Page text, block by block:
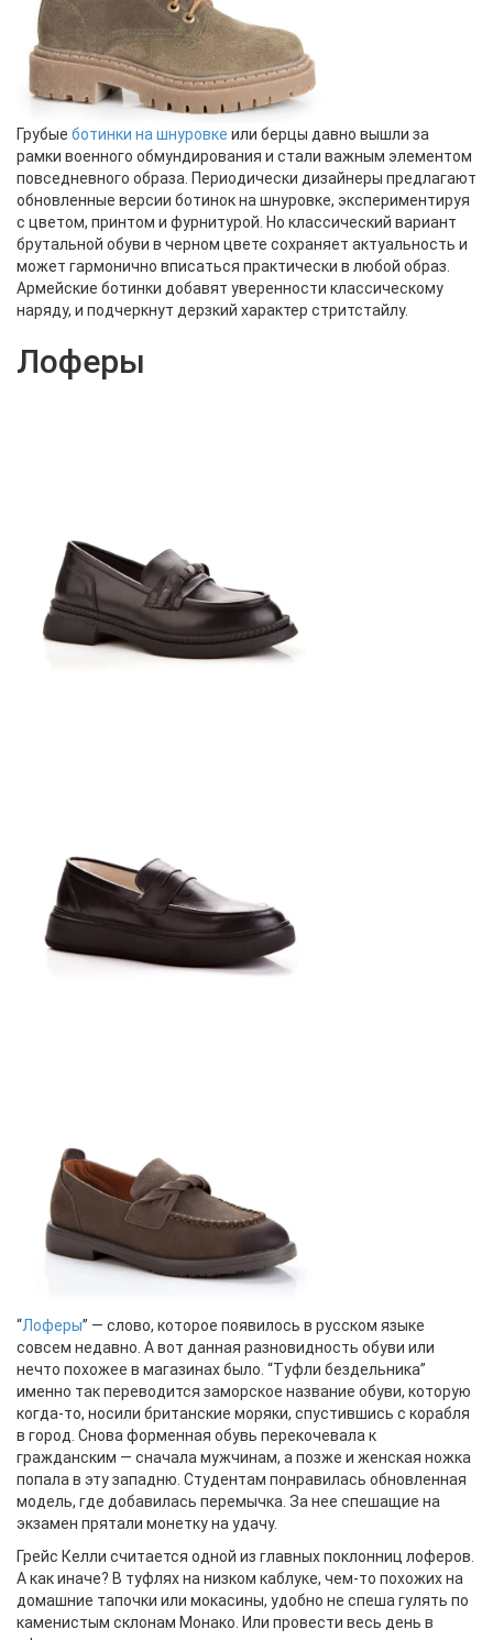
Грубые ботинки на шнуровке или берцы давно вышли за
рамки военного обмундирования и стали важным элементом
повседневного образа. Периодически дизайнеры предлагают
обновленные версии ботинок на шнуровке, экспериментируя
с цветом, принтом и фурнитурой. Но классический вариант
брутальной обуви в черном цвете сохраняет актуальность и
может гармонично вписаться практически в любой образ.
Армейские ботинки добавят уверенности классическому
наряду, и подчеркнут дерзкий характер стритстайлу.
Лоферы
“Лоферы” — слово, которое появилось в русском языке
совсем недавно. А вот данная разновидность обуви или
нечто похожее в магазинах было. “Туфли бездельника”
именно так переводится заморское название обуви, которую
когда-то, носили британские моряки, спустившись с корабля
в город. Снова форменная обувь перекочевала к
гражданским — сначала мужчинам, а позже и женская ножка
попала в эту западню. Студентам понравилась обновленная
модель, где добавилась перемычка. За нее спешащие на
экзамен прятали монетку на удачу.
Грейс Келли считается одной из главных поклонниц лоферов.
А как иначе? В туфлях на низком каблуке, чем-то похожих на
домашние тапочки или мокасины, удобно не спеша гулять по
каменистым склонам Монако. Или провести весь день в